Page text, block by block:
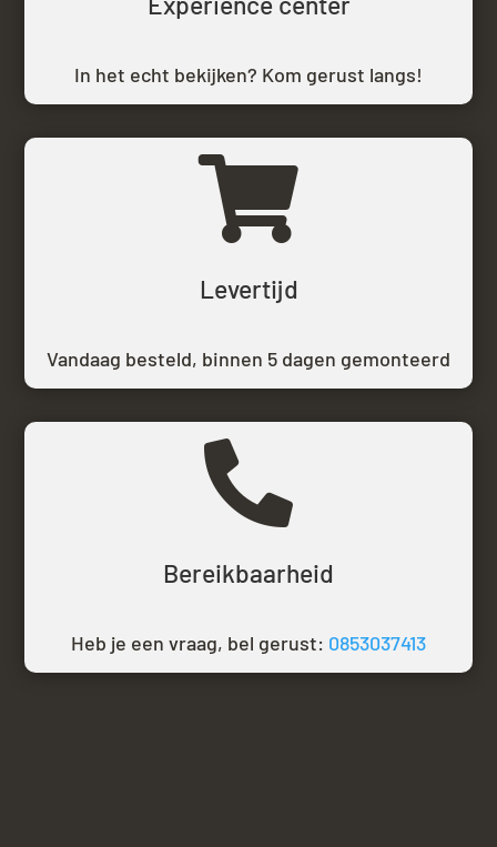
In het echt bekijken? Kom gerust langs!

Levertijd
Vandaag besteld, binnen 5 dagen gemonteerd

Bereikbaarheid
Heb je een vraag, bel gerust: 0853037413